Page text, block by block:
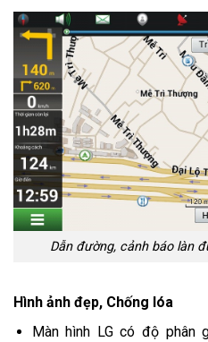
Dẫn đường, cảnh báo làn
Hình ảnh đẹp, Chống lóa
Màn hình LG có độ phân